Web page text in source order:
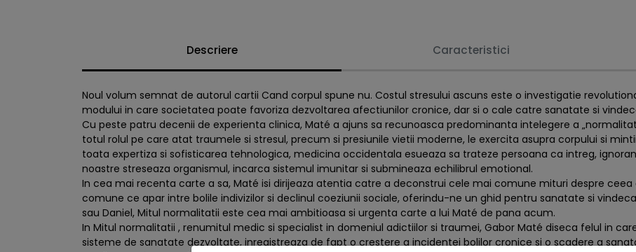
Descriere Caracteristici
Noul volum semnat de autorul cartii Cand corpul spune nu. Costul stresului ascuns este o investigatie
modului in care societatea poate favoriza dezvoltarea afectiunilor cronice, dar si o cale catre sanatate si
Cu peste patru decenii de experienta clinica, Maté a ajuns sa recunoasca predominanta intelegere a
totul rolul pe care atat traumele si stresul, precum si presiunile vietii moderne, le exercita asupra corpului si
toata expertiza si sofisticarea tehnologica, medicina occidentala esueaza sa trateze persoana ca intreg,
noastre streseaza organismul, incarca sistemul imunitar si submineaza echilibrul emotional.
In cea mai recenta carte a sa, Maté isi dirijeaza atentia catre a deconstrui cele mai comune mituri despre ceea
comune ce apar intre bolile indivizilor si declinul coeziunii sociale, oferindu-ne un ghid pentru sanatate si
sau Daniel, Mitul normalitatii este cea mai ambitioasa si urgenta carte a lui Maté de pana acum.
In Mitul normalitatii , renumitul medic si specialist in domeniul adictiilor si traumei, Gabor Maté diseca felul in
sisteme de sanatate dezvoltate, inregistreaza de fapt o crestere a incidentei bolilor cronice si o scadere a